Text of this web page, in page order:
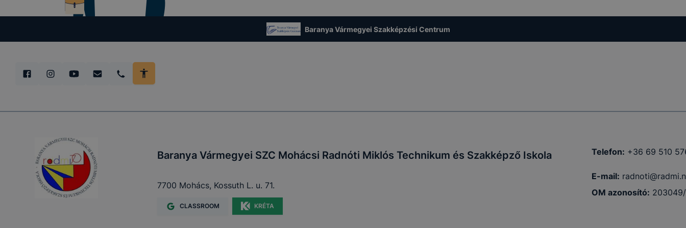
Baranya Vármegyei Szakképzési Centrum
Baranya Vármegyei SZC Mohácsi Radnóti Miklós Technikum és Szakképző Iskola
7700 Mohács, Kossuth L. u. 71.
CLASSROOM KRÉTA
Telefon: +36 69 510
E-mail:
OM azonosító: